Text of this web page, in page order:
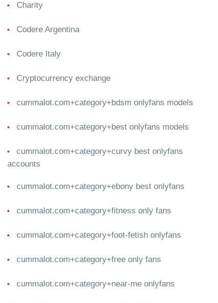
Charity
Codere Argentina
Codere Italy
Cryptocurrency exchange
cummalot.com+category+bdsm onlyfans models
cummalot.com+category+best onlyfans models
cummalot.com+category+curvy best onlyfans
accounts
cummalot.com+category+ebony best onlyfans
cummalot.com+category+fitness only fans
cummalot.com+category+foot-fetish onlyfans
cummalot.com+category+free only fans
cummalot.com+category+near-me onlyfans